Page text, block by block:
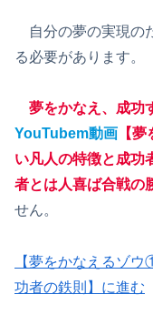
自分の夢の実現の
る必要があります。
夢をかなえ、成功
YouTubem動画 【
い凡人の特徴と成
者とは人喜ば合戦の
せん。
【夢をかなえるゾ
功者の鉄則】に進む